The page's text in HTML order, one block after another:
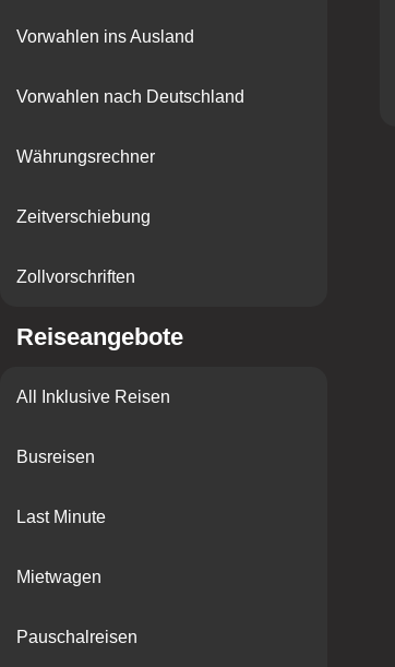
Vorwahlen ins Ausland
Vorwahlen nach Deutschland
Währungsrechner
Zeitverschiebung
Zollvorschriften
Reiseangebote
All Inklusive Reisen
Busreisen
Last Minute
Mietwagen
Pauschalreisen